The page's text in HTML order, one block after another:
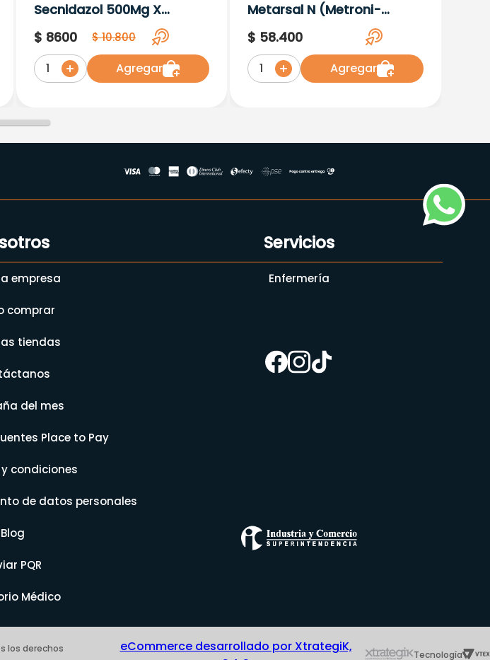
Secnidazol 500Mg X
4Tab.Mk
$ 8600 $10.800
1 Agregar
Metarsal N (Metroni-
Nifuroxa) X 18 Capsulas
$ 58.400
1 Agregar
empresa
comprar
tiendas
del mes
Place to Pay
condiciones
de datos personales
Blog
PQR
Médico
Servicios
Enfermería
los derechos
eCommerce desarrollado por XtrategiK,
Tecnología